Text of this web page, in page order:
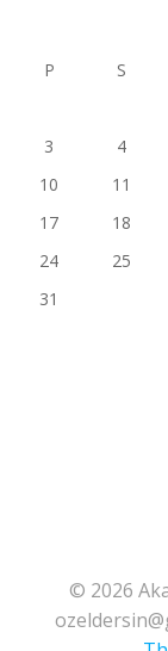
P
S
3
4
10
11
17
18
24
25
31
© 2026